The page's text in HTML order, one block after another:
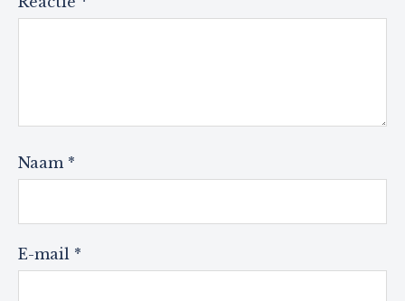
Naam *
E-mail *